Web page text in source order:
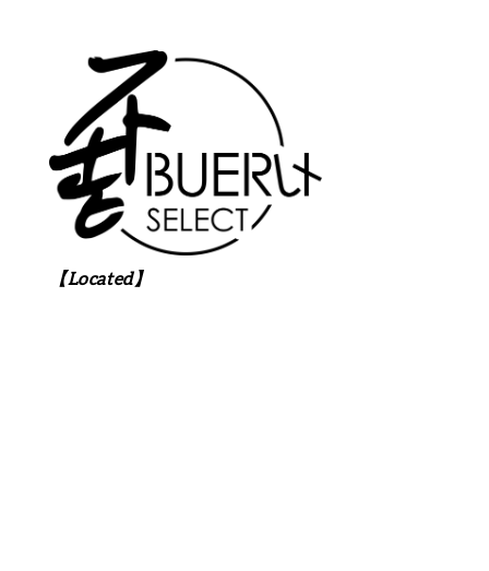
【Located】